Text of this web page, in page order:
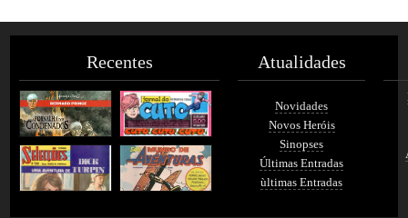
Recentes Atualidades
Novidades
Novos Heróis
Sinopses
Últimas Entradas
ùltimas Entradas